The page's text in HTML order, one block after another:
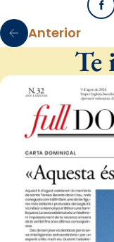
Anterior
Te